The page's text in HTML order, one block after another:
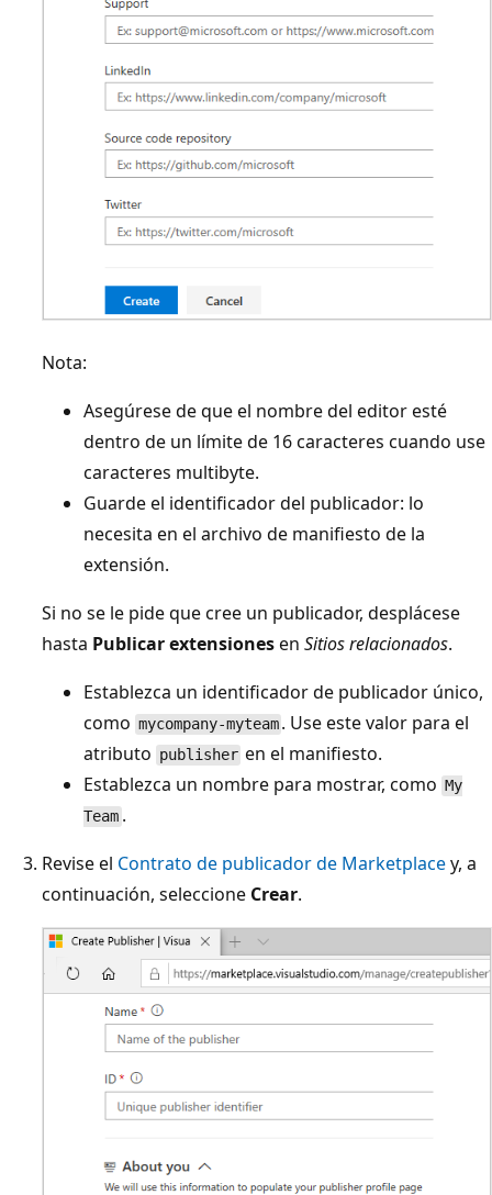
Nota:
Asegúrese de que el nombre del editor esté
dentro de un límite de 16 caracteres cuando use
caracteres multibyte.
Guarde el identificador del publicador: lo
necesita en el archivo de manifiesto de la
extensión.
Si no se le pide que cree un publicador, desplácese
hasta Publicar extensionesen Sitios relacionados.
Establezca un identificador de publicador único,
como mycompany-myteam . Use este valor para el
atributo publisher en el manifiesto.
Establezca un nombre para mostrar, como My
Team .
Revise el Contrato de publicador de Marketplacey, a
continuación, seleccione Crear.